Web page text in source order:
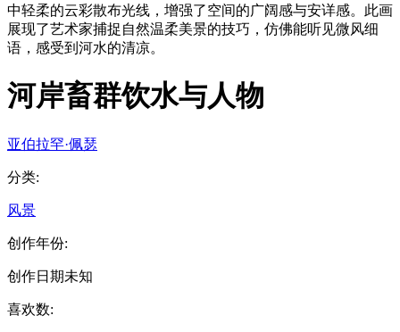
中轻柔的云彩散布光线，增强了空间的广阔感与安详感。此画
展现了艺术家捕捉自然温柔美景的技巧，仿佛能听见微风细
语，感受到河水的清凉。
河岸畜群饮水与人物
亚伯拉罕·佩瑟
分类:
风景
创作年份:
创作日期未知
喜欢数: